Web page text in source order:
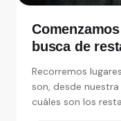
busca de
Recorremos
son, desde
cuáles son los